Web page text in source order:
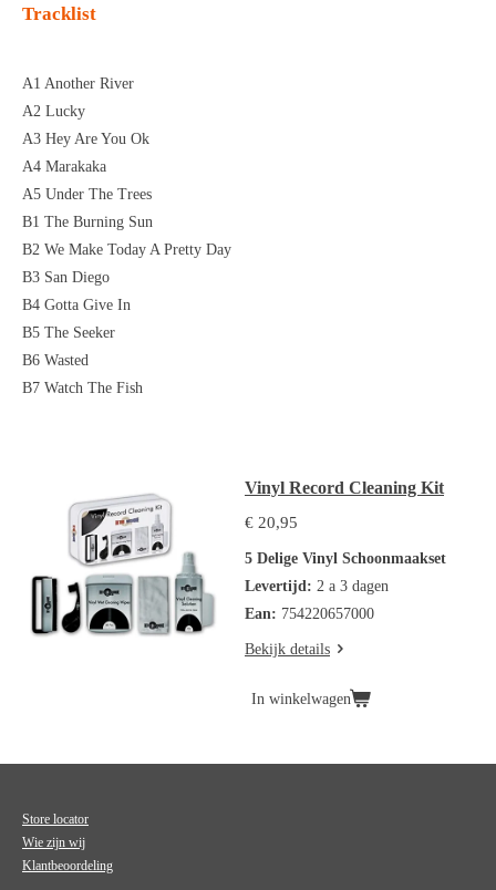
Tracklist
A1 Another River
A2 Lucky
A3 Hey Are You Ok
A4 Marakaka
A5 Under The Trees
B1 The Burning Sun
B2 We Make Today A Pretty Day
B3 San Diego
B4 Gotta Give In
B5 The Seeker
B6 Wasted
B7 Watch The Fish
Vinyl Record Cleaning Kit
€ 20,95
5 Delige Vinyl Schoonmaakset
Levertijd: 2 a 3 dagen
Ean: 754220657000
Bekijk details
In winkelwagen
Store locator
Wie zijn wij
Klantbeoordeling